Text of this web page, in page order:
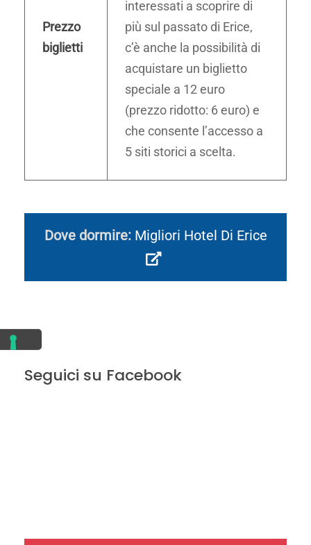
Prezzo
biglietti
interessati a scoprire di
più sul passato di Erice,
c’è anche la possibilità di
acquistare un biglietto
speciale a 12 euro
(prezzo ridotto: 6 euro) e
che consente l’accesso a
5 siti storici a scelta.
Dove dormire: Migliori Hotel Di Erice
Seguici su Facebook